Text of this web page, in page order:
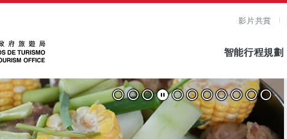
影片共賞
智能行程規劃
查看原圖